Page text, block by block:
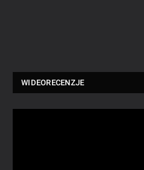
WIDEORECENZJE